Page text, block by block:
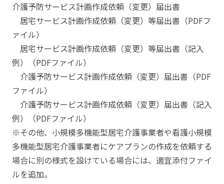
介護予防サービス計画作成依頼（変更）届出書
居宅サービス計画作成依頼（変更）等届出書（PDFフ
ァイル）
居宅サービス計画作成依頼（変更）等届出書（記入
例）（PDFファイル）
介護予防サービス計画作成依頼（変更）届出書（PDF
ファイル）
介護予防サービス計画作成依頼（変更）届出書（記入
例）（PDFファイル）
※その他、小規模多機能型居宅介護事業者や看護小規模
多機能型居宅介護事業者にケアプランの作成を依頼する
場合に別の様式を設けている場合には、適宜添付ファイ
ルを追加。